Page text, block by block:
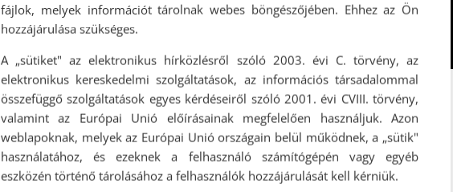
Gaál Sofie-ról
fájlok, melyek információt tárolnak webes böngészőjében. Ehhez az Ön
hozzájárulása szükséges.
A „sütiket" az elektronikus hírközlésről szóló 2003. évi C. törvény, az
elektronikus kereskedelmi szolgáltatások, az információs társadalommal
összefüggő szolgáltatások egyes kérdéseiről szóló 2001. évi CVIII. törvény,
valamint az Európai Unió előírásainak megfelelően használjuk. Azon
weblapoknak, melyek az Európai Unió országain belül működnek, a „sütik"
használatához, és ezeknek a felhasználó számítógépén vagy egyéb
eszközén történő tárolásához a felhasználók hozzájárulását kell kérniük.